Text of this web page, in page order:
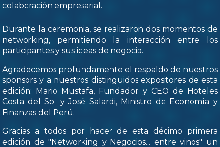
colaboración empresarial.
Durante la ceremonia, se realizaron dos momentos de
networking, permitiendo la interacción entre los
participantes y sus ideas de negocio.
Agradecemos profundamente el respaldo de nuestros
sponsors y a nuestros distinguidos expositores de esta
edición: Mario Mustafa, Fundador y CEO de Hoteles
Costa del Sol y José Salardi, Ministro de Economía y
Finanzas del Perú.
Gracias a todos por hacer de esta décimo primera
edición de "Networking y Negocios... entre vinos" un